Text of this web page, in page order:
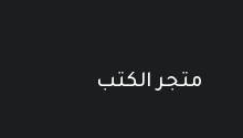
متجر الكتب